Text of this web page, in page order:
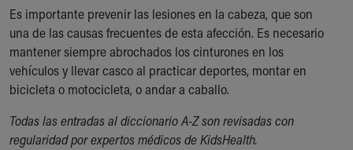
Health Info
Health Information
Healthy Info, Healthy Kids
Inside Children's Blog
KidsHealth Topics
Educational Resources
Injury Prevention
Es importante prevenir las lesiones en la cabeza, que son
una de las causas frecuentes de esta afección. Es necesario
mantener siempre abrochados los cinturones en los
vehículos y llevar casco al practicar deportes, montar en
bicicleta o motocicleta, o andar a caballo.
Todas las entradas al diccionario A-Z son revisadas con
regularidad por expertos médicos de KidsHealth.